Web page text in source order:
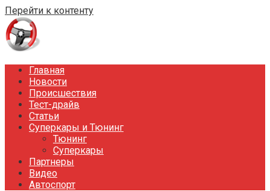
Перейти к контенту
Главная
Новости
Происшествия
Тест-драйв
Статьи
Суперкары и Тюнинг
Тюнинг
Суперкары
Партнеры
Видео
Автоспорт